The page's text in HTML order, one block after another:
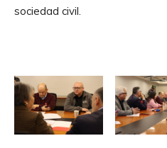
sociedad civil.